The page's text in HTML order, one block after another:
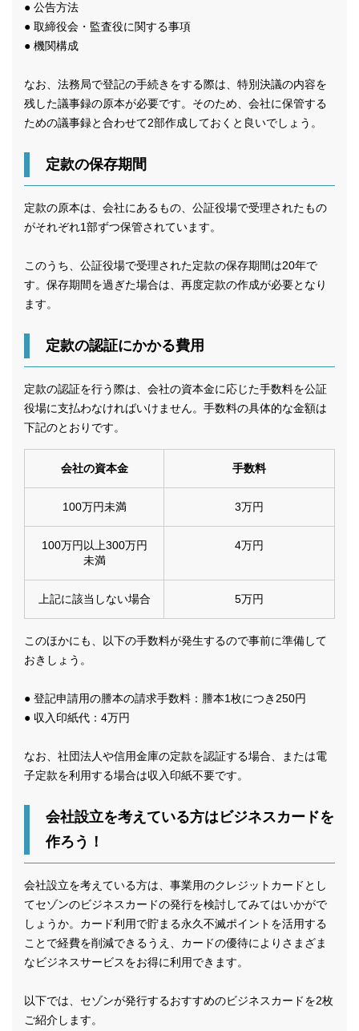
● 公告方法
● 取締役会・監査役に関する事項
● 機関構成
なお、法務局で登記の手続きをする際は、特別決議の内容を
残した議事録の原本が必要です。そのため、会社に保管する
ための議事録と合わせて2部作成しておくと良いでしょう。
定款の保存期間
定款の原本は、会社にあるもの、公証役場で受理されたもの
がそれぞれ1部ずつ保管されています。
このうち、公証役場で受理された定款の保存期間は20年で
す。保存期間を過ぎた場合は、再度定款の作成が必要となり
ます。
定款の認証にかかる費用
定款の認証を行う際は、会社の資本金に応じた手数料を公証
役場に支払わなければいけません。手数料の具体的な金額は
下記のとおりです。
会社の資本金 手数料
100万円未満 3万円
100万円以上300万円
未満
4万円
上記に該当しない場合 5万円
このほかにも、以下の手数料が発生するので事前に準備して
おきしょう。
● 登記申請用の謄本の請求手数料：謄本1枚につき250円
● 収入印紙代：4万円
なお、社団法人や信用金庫の定款を認証する場合、または電
子定款を利用する場合は収入印紙不要です。
会社設立を考えている方はビジネスカードを
作ろう！
会社設立を考えている方は、事業用のクレジットカードとし
てセゾンのビジネスカードの発行を検討してみてはいかがで
しょうか。カード利用で貯まる永久不滅ポイントを活用する
ことで経費を削減できるうえ、カードの優待によりさまざま
なビジネスサービスをお得に利用できます。
以下では、セゾンが発行するおすすめのビジネスカードを2枚
ご紹介します。